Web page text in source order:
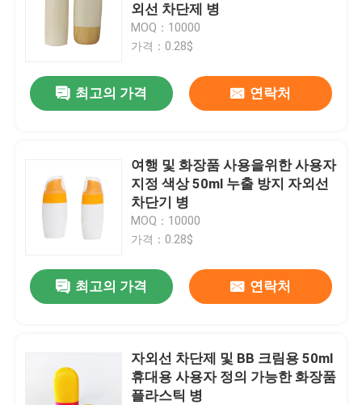
제품
동영상
우리에 대하여
품질 관리
외선 차단제 병
MOQ：10000
가격：0.28$
최고의 가격 연락처
여행 및 화장품 사용을위한 사용자
지정 색상 50ml 누출 방지 자외선
차단기 병
MOQ：10000
가격：0.28$
최고의 가격 연락처
자외선 차단제 및 BB 크림용 50ml
휴대용 사용자 정의 가능한 화장품
플라스틱 병